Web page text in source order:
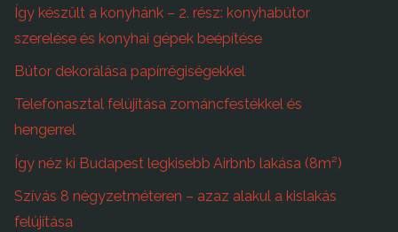
Így készült a konyhánk – 2. rész: konyhabútor
szerelése és konyhai gépek beépítése
Bútor dekorálása papírrégiségekkel
Telefonasztal felújítása zománcfestékkel és
hengerrel
Így néz ki Budapest legkisebb Airbnb lakása (8m²)
Szívás 8 négyzetméteren – azaz alakul a kislakás
felújítása